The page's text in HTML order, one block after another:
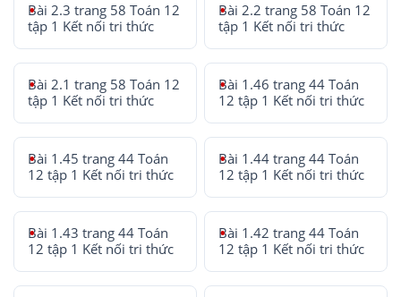
Bài 2.3 trang 58 Toán 12
tập 1 Kết nối tri thức
Bài 2.2 trang 58 Toán 12
tập 1 Kết nối tri thức
Bài 2.1 trang 58 Toán 12
tập 1 Kết nối tri thức
Bài 1.46 trang 44 Toán
12 tập 1 Kết nối tri thức
Bài 1.45 trang 44 Toán
12 tập 1 Kết nối tri thức
Bài 1.44 trang 44 Toán
12 tập 1 Kết nối tri thức
Bài 1.43 trang 44 Toán
12 tập 1 Kết nối tri thức
Bài 1.42 trang 44 Toán
12 tập 1 Kết nối tri thức